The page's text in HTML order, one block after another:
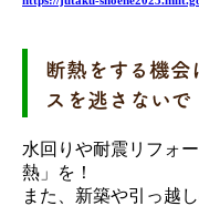
断熱をする機
スを逃さないで
水回りや耐震リフォ
熱」を！
また、新築や引っ越